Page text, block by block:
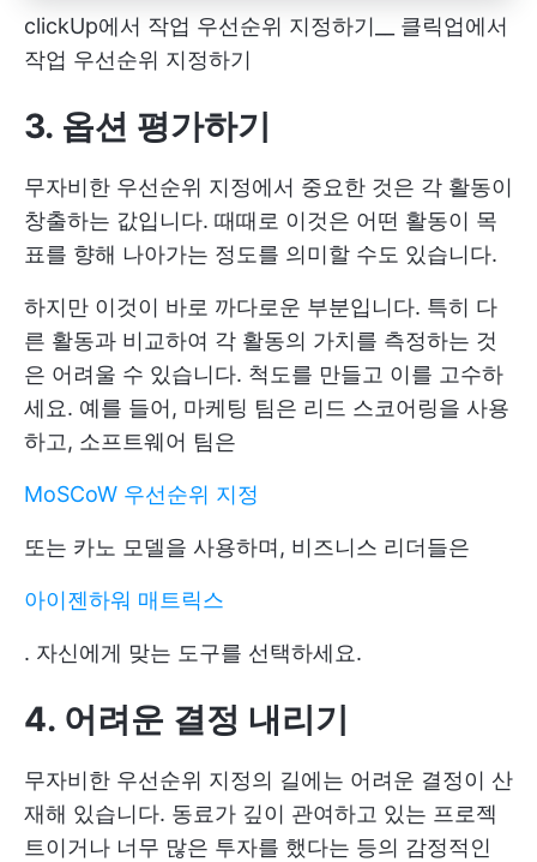
clickUp에서 작업 우선순위 지정하기__ 클릭업에서
작업 우선순위 지정하기
3. 옵션 평가하기
무자비한 우선순위 지정에서 중요한 것은 각 활동이
창출하는 값입니다. 때때로 이것은 어떤 활동이 목
표를 향해 나아가는 정도를 의미할 수도 있습니다.
하지만 이것이 바로 까다로운 부분입니다. 특히 다
른 활동과 비교하여 각 활동의 가치를 측정하는 것
은 어려울 수 있습니다. 척도를 만들고 이를 고수하
세요. 예를 들어, 마케팅 팀은 리드 스코어링을 사용
하고, 소프트웨어 팀은
MoSCoW 우선순위 지정
또는 카노 모델을 사용하며, 비즈니스 리더들은
아이젠하워 매트릭스
. 자신에게 맞는 도구를 선택하세요.
4. 어려운 결정 내리기
무자비한 우선순위 지정의 길에는 어려운 결정이 산
재해 있습니다. 동료가 깊이 관여하고 있는 프로젝
트이거나 너무 많은 투자를 했다는 등의 감정적인